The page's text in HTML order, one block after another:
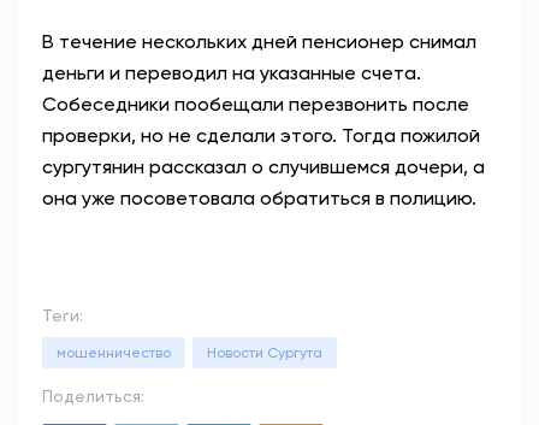
В течение нескольких дней пенсионер снимал
деньги и переводил на указанные счета.
Собеседники пообещали перезвонить после
проверки, но не сделали этого. Тогда пожилой
сургутянин рассказал о случившемся дочери, а
она уже посоветовала обратиться в полицию.
Теги:
мошенничество Новости Сургута
Поделиться: